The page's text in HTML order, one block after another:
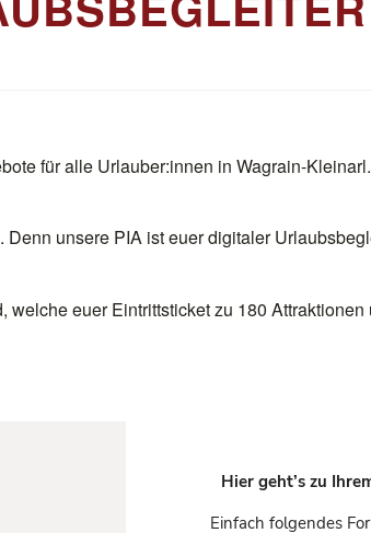
für alle Urlauber:innen in Wagrain-
unsere PIA ist euer digitaler
euer Eintrittsticket zu 180